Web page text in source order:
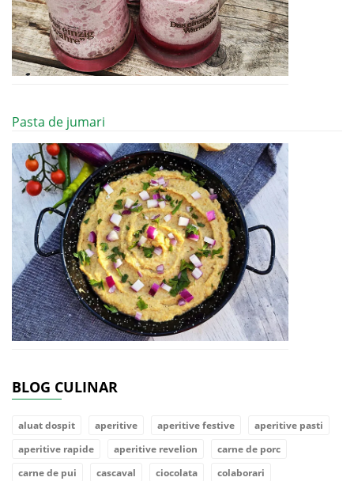
Pasta de jumari
BLOG CULINAR
aluat dospit aperitive aperitive festive
aperitive pasti
aperitive rapide
aperitive revelion
carne de porc
carne de pui
cascaval ciocolata
colaborari